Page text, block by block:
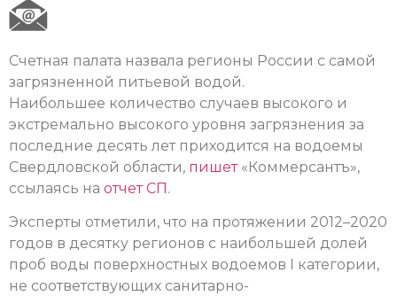
Счетная палата назвала регионы России с самой
загрязненной питьевой водой.
Наибольшее количество случаев высокого и
экстремально высокого уровня загрязнения за
последние десять лет приходится на водоемы
Свердловской области, пишет«Коммерсантъ»,
ссылаясь на отчет СП.
Эксперты отметили, что на протяжении 2012–2020
годов в десятку регионов с наибольшей долей
проб воды поверхностных водоемов I категории,
не соответствующих санитарно-